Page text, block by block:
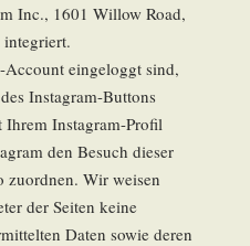
Inc., 1601 Willow Road,
eingeloggt sind,
Instagram-Buttons
Ihrem Instagram-Profil
den Besuch dieser
zuordnen. Wir weisen
der Seiten keine
Daten sowie deren